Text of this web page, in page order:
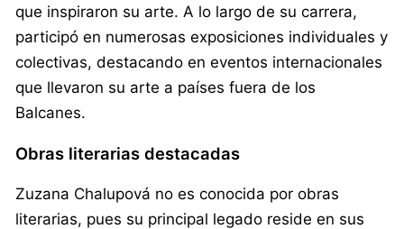
que inspiraron su arte. A lo largo de su carrera,
participó en numerosas exposiciones individuales y
colectivas, destacando en eventos internacionales
que llevaron su arte a países fuera de los
Balcanes.
Obras literarias destacadas
Zuzana Chalupová no es conocida por obras
literarias, pues su principal legado reside en sus